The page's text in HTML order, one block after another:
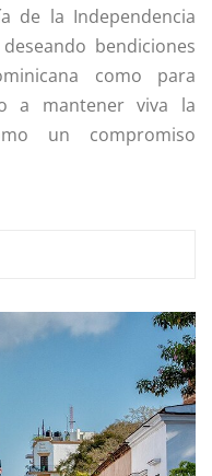
de la Independencia
bendiciones
como para
a mantener viva la
un compromiso